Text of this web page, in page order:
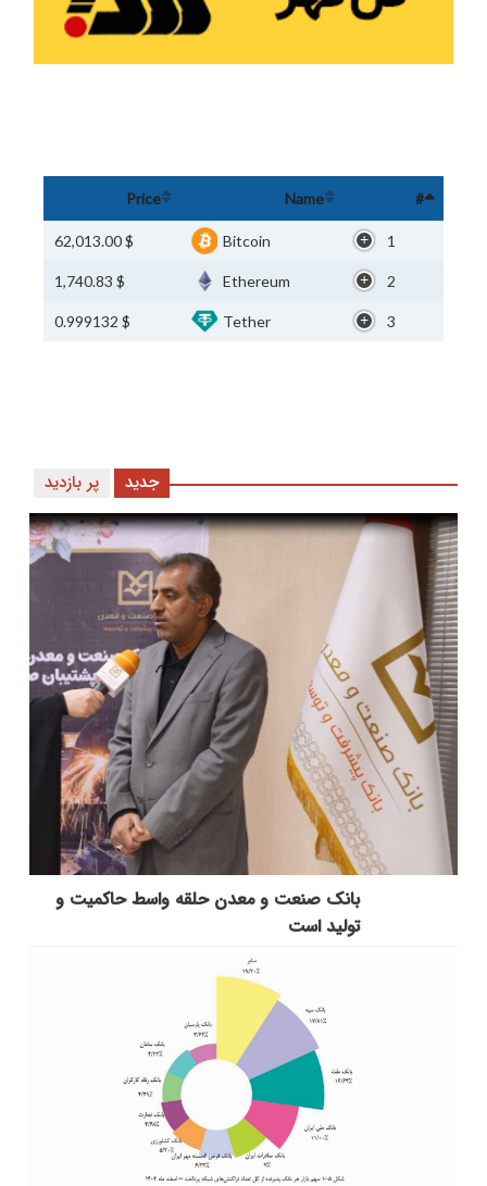
#
Name
Price
1
Bitcoin
$ 62,013.00
2
Ethereum
$ 1,740.83
3
Tether
$ 0.999132
پر بازدید جدید
بانك صنعت و معدن حلقه واسط حاكمیت و
تولید است